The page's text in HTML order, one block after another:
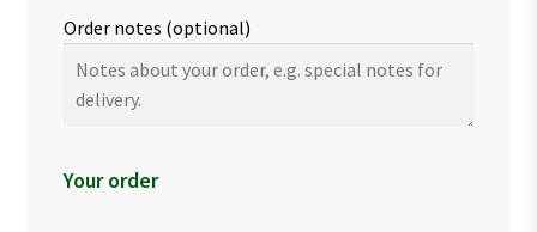
Order notes (optional)
Your order